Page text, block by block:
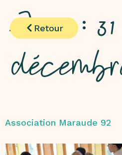
Retour
Jour : 31
Association Maraude 92